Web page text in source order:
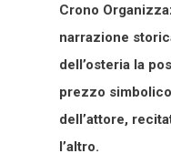
Crono
narrazione
dell’osteria la
prezzo
dell’attore,
l’altro.